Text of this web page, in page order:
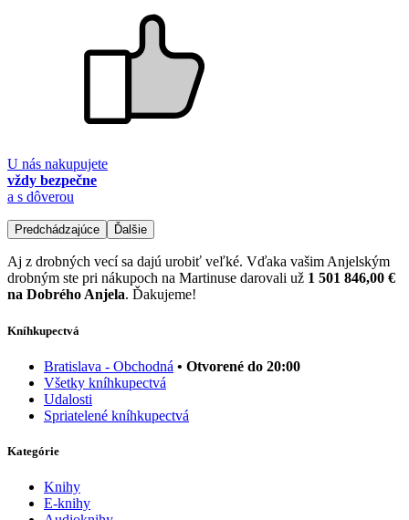
U nás nakupujete
vždy bezpečne
a s dôverou
Predchádzajúce Ďalšie
Aj z drobných vecí sa dajú urobiť veľké. Vďaka vašim Anjelským
drobným ste pri nákupoch na Martinuse darovali už 1 501 846,00 €
na Dobrého Anjela. Ďakujeme!
Kníhkupectvá
Bratislava - Obchodná • Otvorené do 20:00
Všetky kníhkupectvá
Udalosti
Spriatelené kníhkupectvá
Kategórie
Knihy
E-knihy